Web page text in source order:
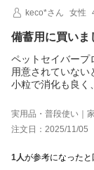
keco*さん
女性
備蓄用に買いま
ペットセイバープ
用意されていない
小粒で消化も良く
実用品・普段使い｜
注文日：2025/11/05
1人が参考になったと